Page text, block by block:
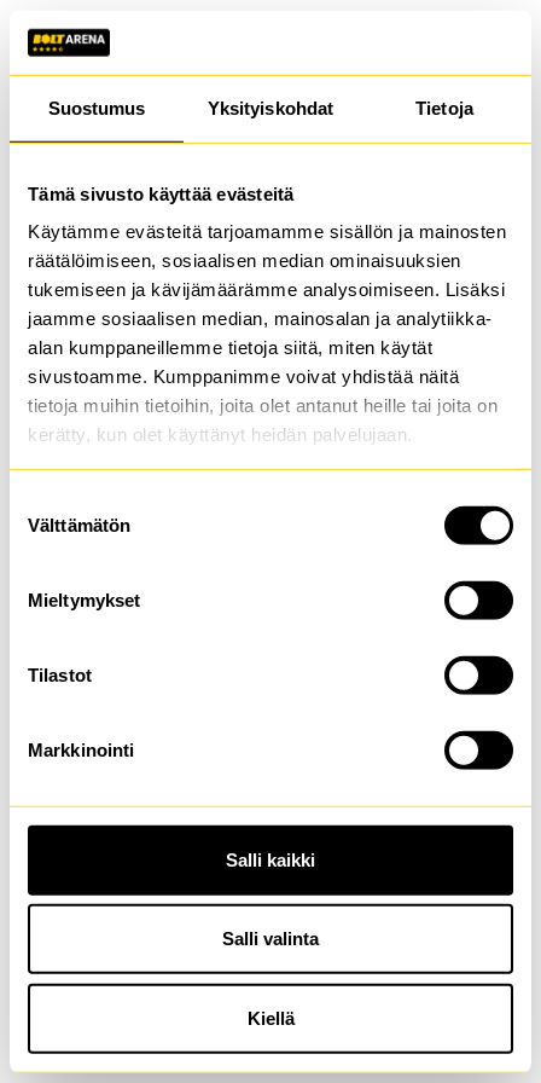
Suostumus Yksityiskohdat Tietoja
Tämä sivusto käyttää evästeitä
Käytämme evästeitä tarjoamamme sisällön ja mainosten
räätälöimiseen, sosiaalisen median ominaisuuksien
tukemiseen ja kävijämäärämme analysoimiseen. Lisäksi
jaamme sosiaalisen median, mainosalan ja analytiikka-
alan kumppaneillemme tietoja siitä, miten käytät
sivustoamme. Kumppanimme voivat yhdistää näitä
tietoja muihin tietoihin, joita olet antanut heille tai joita on
kerätty, kun olet käyttänyt heidän palvelujaan.
valinta
Välttämätön
Mieltymykset
Tilastot
Markkinointi
Salli kaikki
Salli valinta
Kiellä
Application error: a client-side exception has occurred (see the